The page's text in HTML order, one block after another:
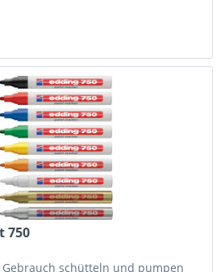
750
schütteln und pumpen